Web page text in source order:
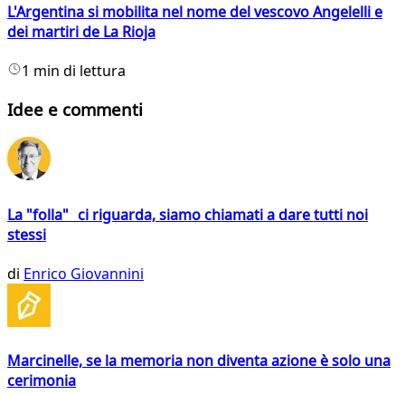
L'Argentina si mobilita nel nome del vescovo Angelelli e
dei martiri de La Rioja
1 min di lettura
Idee e commenti
La "folla" ci riguarda, siamo chiamati a dare tutti noi
stessi
di Enrico Giovannini
Marcinelle, se la memoria non diventa azione è solo una
cerimonia